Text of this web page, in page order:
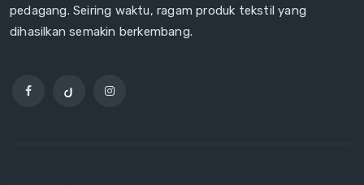
pedagang. Seiring waktu, ragam produk tekstil yang
dihasilkan semakin berkembang.